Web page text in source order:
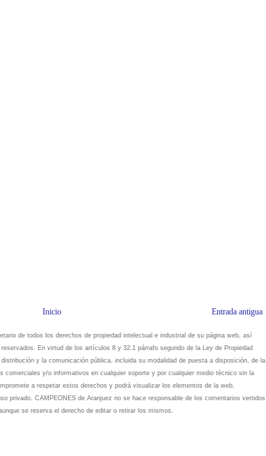
Entrada antigua
Inicio
de todos los derechos de propiedad intelectual e industrial de su página web, así
En virtud de los artículos 8 y 32.1 párrafo segundo de la Ley de Propiedad
y la comunicación pública, incluida su modalidad de puesta a disposición, de la
comerciales y/o informativos en cualquier soporte y por cualquier medio técnico sin la
a respetar estos derechos y podrá visualizar los elementos de la web,
privado. CAMPEONES de Aranjuez no se hace responsable de los comentarios vertidos
se reserva el derecho de editar o retirar los mismos.